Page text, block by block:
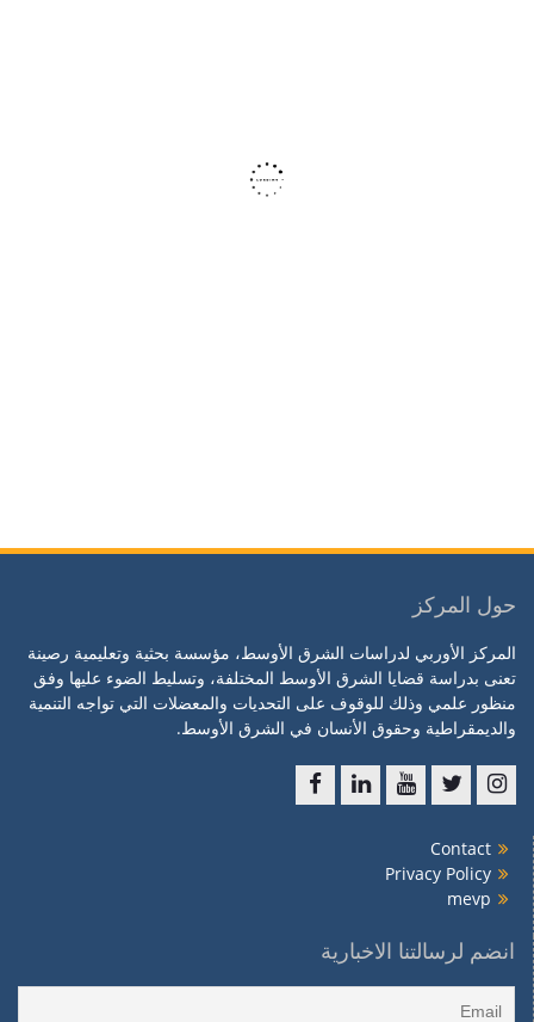
حول المركز
المركز الأوربي لدراسات الشرق الأوسط، مؤسسة بحثية وتعليمية رصينة
تعنى بدراسة قضايا الشرق الأوسط المختلفة، وتسليط الضوء عليها وفق
منظور علمي وذلك للوقوف على التحديات والمعضلات التي تواجه التنمية
والديمقراطية وحقوق الأنسان في الشرق الأوسط.
Contact
Privacy Policy
mevp
انضم لرسالتنا الاخبارية